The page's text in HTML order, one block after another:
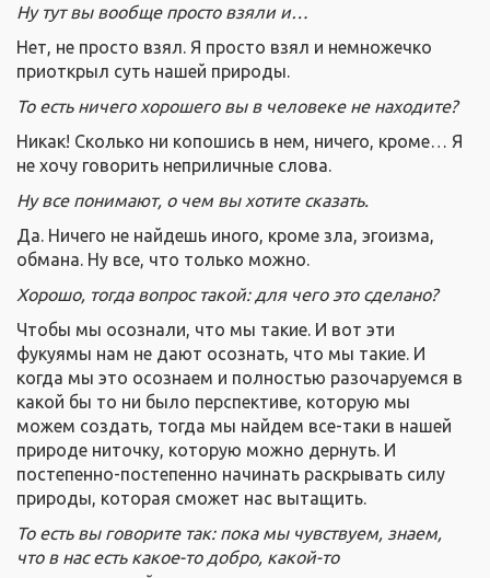
Ну тут вы вообще просто взяли и…
Нет, не просто взял. Я просто взял и немножечко
приоткрыл суть нашей природы.
То есть ничего хорошего вы в человеке не находите?
Никак! Сколько ни копошись в нем, ничего, кроме… Я
не хочу говорить неприличные слова.
Ну все понимают, о чем вы хотите сказать.
Да. Ничего не найдешь иного, кроме зла, эгоизма,
обмана. Ну все, что только можно.
Хорошо, тогда вопрос такой: для чего это сделано?
Чтобы мы осознали, что мы такие. И вот эти
фукуямы нам не дают осознать, что мы такие. И
когда мы это осознаем и полностью разочаруемся в
какой бы то ни было перспективе, которую мы
можем создать, тогда мы найдем все-таки в нашей
природе ниточку, которую можно дернуть. И
постепенно-постепенно начинать раскрывать силу
природы, которая сможет нас вытащить.
То есть вы говорите так: пока мы чувствуем, знаем,
что в нас есть какое-то добро, какой-то